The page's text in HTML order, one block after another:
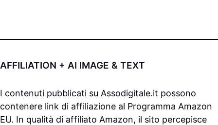
AFFILIATION + AI IMAGE & TEXT
I contenuti pubblicati su Assodigitale.it possono
contenere link di affiliazione al Programma Amazon
EU. In qualità di affiliato Amazon, il sito percepisce